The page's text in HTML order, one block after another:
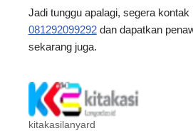
Jadi tunggu apalagi, segera
081292099292dan dapatkan
sekarang juga.
kitakasilanyard